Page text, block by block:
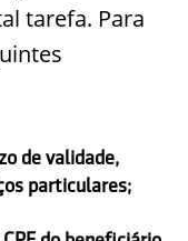
tarefa. Para
de validade,
particulares;